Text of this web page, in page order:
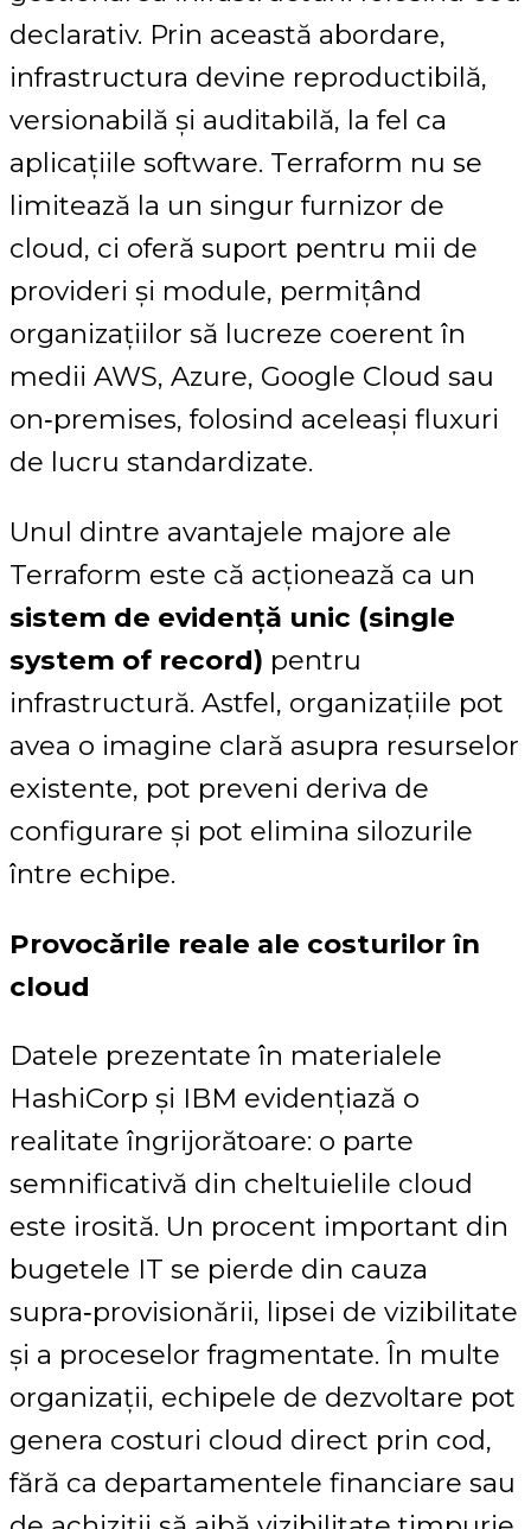
declarativ. Prin această abordare,
infrastructura devine reproductibilă,
versionabilă și auditabilă, la fel ca
aplicațiile software. Terraform nu se
limitează la un singur furnizor de
cloud, ci oferă suport pentru mii de
provideri și module, permițând
organizațiilor să lucreze coerent în
medii AWS, Azure, Google Cloud sau
on‑premises, folosind aceleași fluxuri
de lucru standardizate.
Unul dintre avantajele majore ale
Terraform este că acționează ca un
sistem de evidență unic (single
system of record) pentru
infrastructură. Astfel, organizațiile pot
avea o imagine clară asupra resurselor
existente, pot preveni deriva de
configurare și pot elimina silozurile
între echipe.
Provocările reale ale costurilor în
cloud
Datele prezentate în materialele
HashiCorp și IBM evidențiază o
realitate îngrijorătoare: o parte
semnificativă din cheltuielile cloud
este irosită. Un procent important din
bugetele IT se pierde din cauza
supra‑provisionării, lipsei de vizibilitate
și a proceselor fragmentate. În multe
organizații, echipele de dezvoltare pot
genera costuri cloud direct prin cod,
fără ca departamentele financiare sau